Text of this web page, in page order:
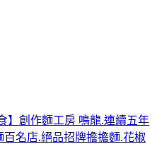
】創作麵工房 鳴龍.連續五年
名店.絕品招牌擔擔麵.花椒